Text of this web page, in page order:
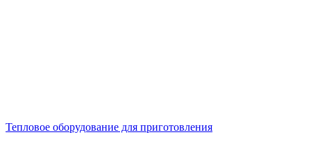
Тепловое оборудование для приготовления